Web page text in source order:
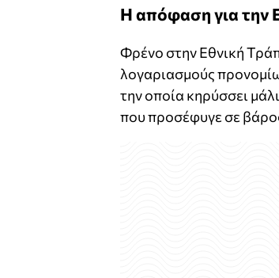
Η απόφαση για την
Φρένο στην Εθνική
λογαριασμούς
την οποία κηρύσσει
που προσέφυγε σε